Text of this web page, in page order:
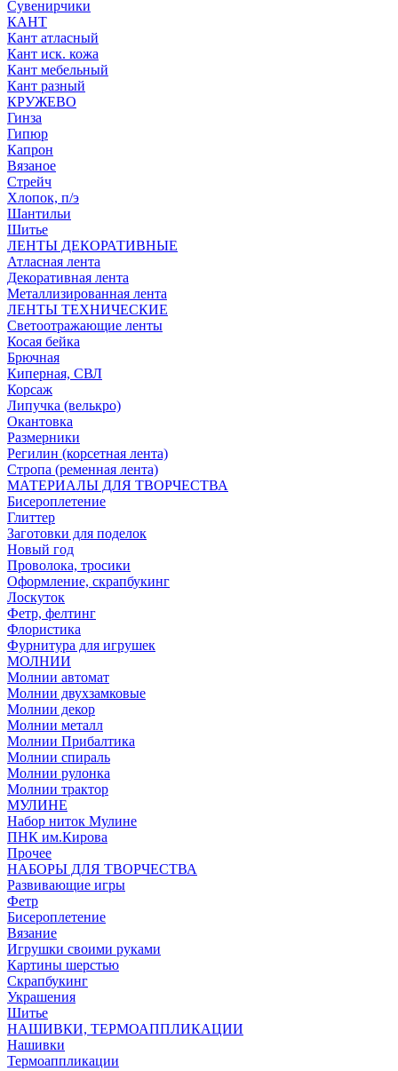
Сувенирчики
КАНТ
Кант атласный
Кант иск. кожа
Кант мебельный
Кант разный
КРУЖЕВО
Гинза
Гипюр
Капрон
Вязаное
Стрейч
Хлопок, п/э
Шантильи
Шитье
ЛЕНТЫ ДЕКОРАТИВНЫЕ
Атласная лента
Декоративная лента
Металлизированная лента
ЛЕНТЫ ТЕХНИЧЕСКИЕ
Светоотражающие ленты
Косая бейка
Брючная
Киперная, СВЛ
Корсаж
Липучка (велькро)
Окантовка
Размерники
Регилин (корсетная лента)
Стропа (ременная лента)
МАТЕРИАЛЫ ДЛЯ ТВОРЧЕСТВА
Бисероплетение
Глиттер
Заготовки для поделок
Новый год
Проволока, тросики
Оформление, скрапбукинг
Лоскуток
Фетр, фелтинг
Флористика
Фурнитура для игрушек
МОЛНИИ
Молнии автомат
Молнии двухзамковые
Молнии декор
Молнии металл
Молнии Прибалтика
Молнии спираль
Молнии рулонка
Молнии трактор
МУЛИНЕ
Набор ниток Мулине
ПНК им.Кирова
Прочее
НАБОРЫ ДЛЯ ТВОРЧЕСТВА
Развивающие игры
Фетр
Бисероплетение
Вязание
Игрушки своими руками
Картины шерстью
Скрапбукинг
Украшения
Шитье
НАШИВКИ, ТЕРМОАППЛИКАЦИИ
Нашивки
Термоаппликации